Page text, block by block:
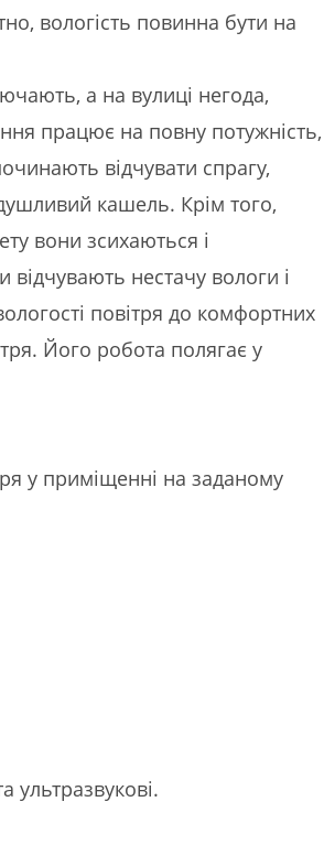
вологість повинна бути на
а на вулиці негода,
працює на повну потужність,
відчувати спрагу,
кашель. Крім того,
вони зсихаються і
нестачу вологи і
повітря до комфортних
Його робота полягає у
у приміщенні на заданому
ультразвукові.